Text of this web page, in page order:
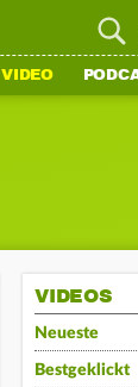
VIDEO
VIDEOS
Neueste
Bestgeklickt